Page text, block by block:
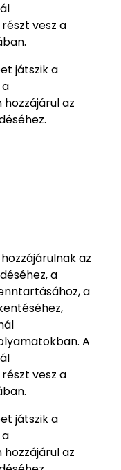
vesz a
játszik a
az
az
a
a
A
vesz a
játszik a
az